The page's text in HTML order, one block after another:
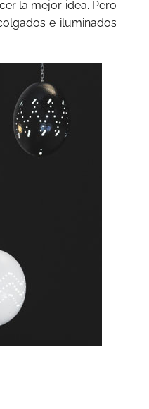
la mejor idea. Pero
e iluminados